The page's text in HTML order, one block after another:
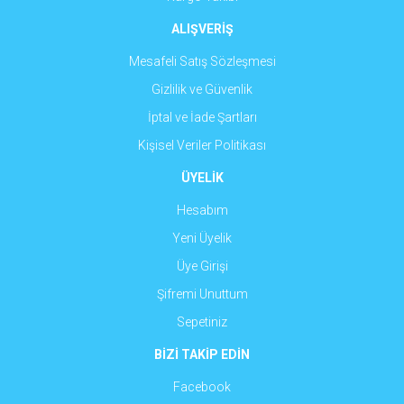
ALIŞVERİŞ
Mesafeli Satış Sözleşmesi
Gizlilik ve Güvenlik
İptal ve İade Şartları
Kişisel Veriler Politikası
ÜYELİK
Hesabım
Yeni Üyelik
Üye Girişi
Şifremi Unuttum
Sepetiniz
BİZİ TAKİP EDİN
Facebook